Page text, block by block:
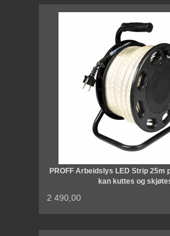
PROFF Arbeidslys LED Strip 25m
kan kuttes og
2 490,00